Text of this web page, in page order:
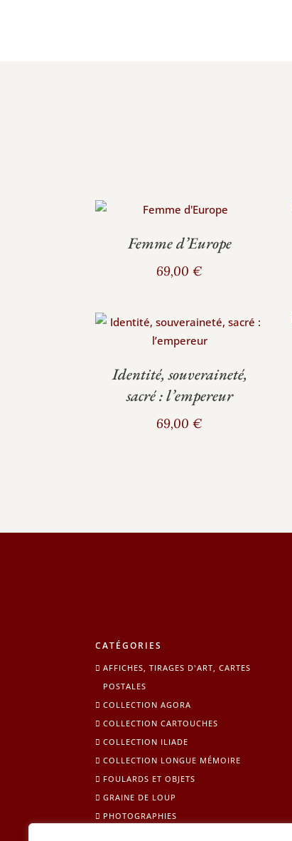
Femme d’Europe
69,00€
Identité, souveraineté,
sacré : l’empereur
69,00€
CATÉGORIES
AFFICHES, TIRAGES D'ART, CARTES
POSTALES
COLLECTION AGORA
COLLECTION CARTOUCHES
COLLECTION ILIADE
COLLECTION LONGUE MÉMOIRE
FOULARDS ET OBJETS
GRAINE DE LOUP
PHOTOGRAPHIES